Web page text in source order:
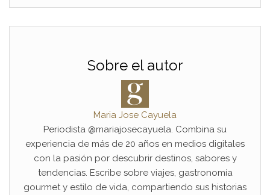
Sobre el autor
Maria Jose Cayuela
Periodista @mariajosecayuela. Combina su
experiencia de más de 20 años en medios digitales
con la pasión por descubrir destinos, sabores y
tendencias. Escribe sobre viajes, gastronomía
gourmet y estilo de vida, compartiendo sus historias